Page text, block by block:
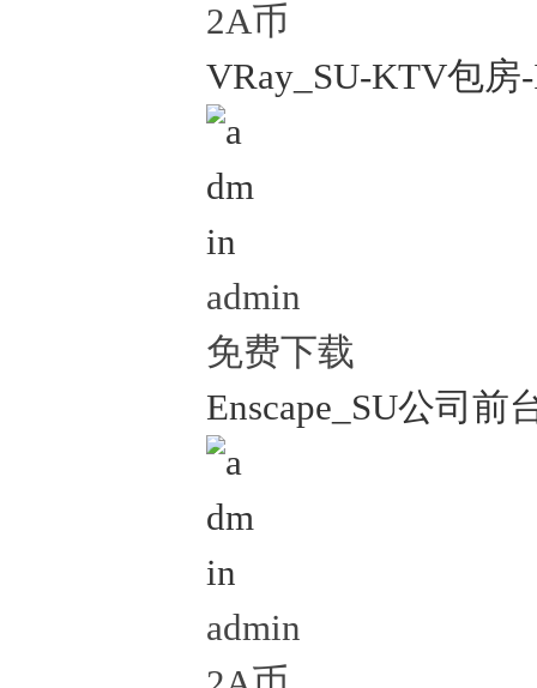
2A币
VRay_SU-KTV包房
admin
免费下载
Enscape_SU公司前
admin